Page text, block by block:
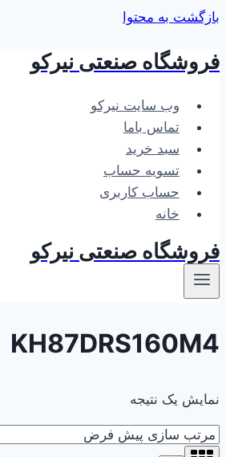
بازگشت به محتوا
فروشگاه صنعتی نیرکو
وب سایت نیرکو
تماس باما
سبد خرید
تسویه حساب
حساب کاربری
خانه
فروشگاه صنعتی نیرکو
KH87DRS160M4
نمایش یک نتیجه